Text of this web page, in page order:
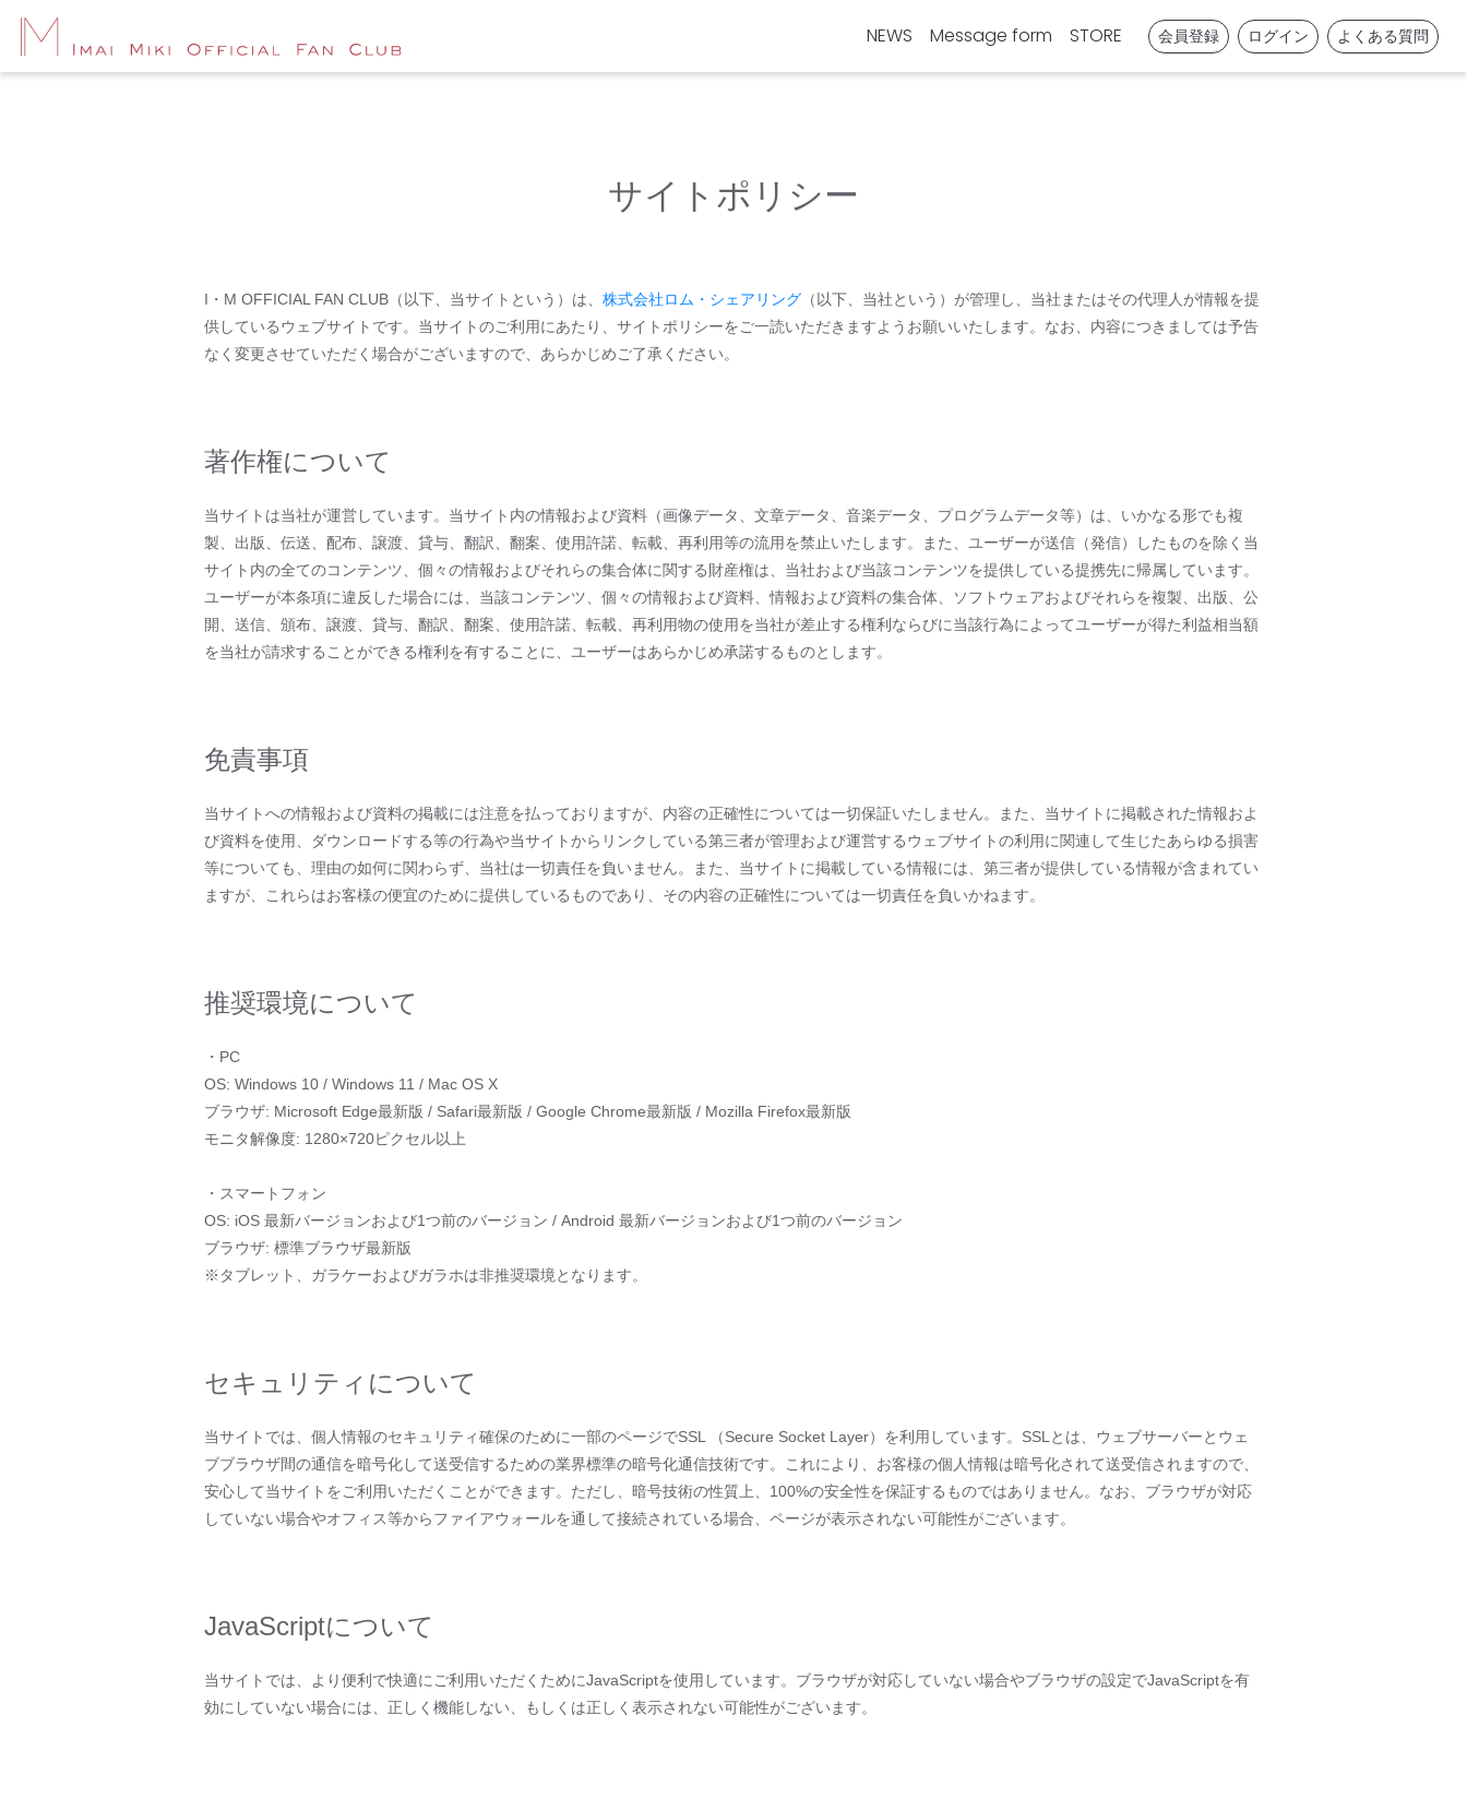
NEWS Message form STORE 会員登録 ログイン よくある質問
サイトポリシー
I・M OFFICIAL FAN CLUB（以下、当サイトという）は、 株式会社ロム・シェアリング （以下、当社という）が管理し、当社またはその代理人が情報を提
供しているウェブサイトです。当サイトのご利用にあたり、サイトポリシーをご一読いただきますようお願いいたします。なお、内容につきましては予告
なく変更させていただく場合がございますので、あらかじめご了承ください。
著作権について
当サイトは当社が運営しています。当サイト内の情報および資料（画像データ、文章データ、音楽データ、プログラムデータ等）は、いかなる形でも複
製、出版、伝送、配布、譲渡、貸与、翻訳、翻案、使用許諾、転載、再利用等の流用を禁止いたします。また、ユーザーが送信（発信）したものを除く当
サイト内の全てのコンテンツ、個々の情報およびそれらの集合体に関する財産権は、当社および当該コンテンツを提供している提携先に帰属しています。
ユーザーが本条項に違反した場合には、当該コンテンツ、個々の情報および資料、情報および資料の集合体、ソフトウェアおよびそれらを複製、出版、公
開、送信、頒布、譲渡、貸与、翻訳、翻案、使用許諾、転載、再利用物の使用を当社が差止する権利ならびに当該行為によってユーザーが得た利益相当額
を当社が請求することができる権利を有することに、ユーザーはあらかじめ承諾するものとします。
免責事項
当サイトへの情報および資料の掲載には注意を払っておりますが、内容の正確性については一切保証いたしません。また、当サイトに掲載された情報およ
び資料を使用、ダウンロードする等の行為や当サイトからリンクしている第三者が管理および運営するウェブサイトの利用に関連して生じたあらゆる損害
等についても、理由の如何に関わらず、当社は一切責任を負いません。また、当サイトに掲載している情報には、第三者が提供している情報が含まれてい
ますが、これらはお客様の便宜のために提供しているものであり、その内容の正確性については一切責任を負いかねます。
推奨環境について
・PC
OS: Windows 10 / Windows 11 / Mac OS X
ブラウザ: Microsoft Edge最新版 / Safari最新版 / Google Chrome最新版 / Mozilla Firefox最新版
モニタ解像度: 1280×720ピクセル以上
・スマートフォン
OS: iOS 最新バージョンおよび1つ前のバージョン / Android 最新バージョンおよび1つ前のバージョン
ブラウザ: 標準ブラウザ最新版
※タブレット、ガラケーおよびガラホは非推奨環境となります。
セキュリティについて
当サイトでは、個人情報のセキュリティ確保のために一部のページでSSL （Secure Socket Layer）を利用しています。SSLとは、ウェブサーバーとウェ
ブブラウザ間の通信を暗号化して送受信するための業界標準の暗号化通信技術です。これにより、お客様の個人情報は暗号化されて送受信されますので、
安心して当サイトをご利用いただくことができます。ただし、暗号技術の性質上、100%の安全性を保証するものではありません。なお、ブラウザが対応
していない場合やオフィス等からファイアウォールを通して接続されている場合、ページが表示されない可能性がございます。
JavaScriptについて
当サイトでは、より便利で快適にご利用いただくためにJavaScriptを使用しています。ブラウザが対応していない場合やブラウザの設定でJavaScriptを有
効にしていない場合には、正しく機能しない、もしくは正しく表示されない可能性がございます。